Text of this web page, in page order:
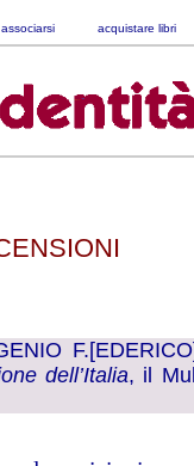
associarsi acquistare libri
dell’Italia, il